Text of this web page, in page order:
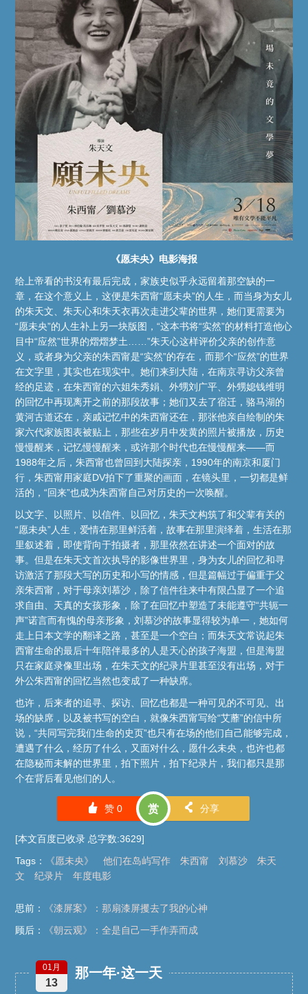
《愿未央》电影海报
给上帝看的书没有最后完成，家族史似乎永远留着那空缺的一
章，在这个意义上，这便是朱西甯“愿未央”的人生，而当身为女儿
的朱天文、朱天心和朱天衣再次走进父辈的世界，她们更需要为
“愿未央”的人生补上另一块版图，“这本书将“实然”的材料打造他心
目中“应然”世界的熠熠梦土……”朱天心这样评价父亲的创作意
义，或者身为父亲的朱西甯是“实然”的存在，而那个“应然”的世界
在文字里，其实也在现实中。她们来到大陆，在南京寻访父亲曾
经的足迹，在朱西甯的六姐朱秀娟、外甥刘广平、外甥媳钱维明
的回忆中再现离开之前的那段故事；她们又去了宿迁，骆马湖的
黄河古道还在，亲戚记忆中的朱西甯还在，那张他亲自绘制的朱
家六代家族图表被贴上，那些在岁月中发黄的照片被播放，历史
慢慢醒来，记忆慢慢醒来，或许那个时代也在慢慢醒来——而
1988年之后，朱西甯也曾回到大陆探亲，1990年的南京和厦门
行，朱西甯用家庭DV拍下了重聚的画面，在镜头里，一切都是鲜
活的，“回来”也成为朱西甯自己对历史的一次唤醒。
以文字、以照片、以信件、以回忆，朱天文构筑了和父辈有关的
“愿未央”人生，爱情在那里鲜活着，故事在那里演绎着，生活在那
里叙述着，即使背向于拍摄者，那里依然在讲述一个面对的故
事。但是在朱天文首次执导的影像世界里，身为女儿的回忆和寻
访激活了那段大写的历史和小写的情感，但是篇幅过于偏重于父
亲朱西甯，对于母亲刘慕沙，除了信件往来中有限凸显了一个追
求自由、天真的女孩形象，除了在回忆中塑造了未能遵守“共轭一
声”诺言而有愧的母亲形象，刘慕沙的故事显得较为单一，她如何
走上日本文学的翻译之路，甚至是一个空白；而朱天文常说起朱
西甯生命的最后十年陪伴最多的人是天心的孩子海盟，但是海盟
只在家庭录像里出场，在朱天文的纪录片里甚至没有出场，对于
外公朱西甯的回忆当然也变成了一种缺席。
也许，后来者的追寻、探访、回忆也都是一种可见的不可见、出
场的缺席，以及被书写的空白，就像朱西甯写给“艾蘼”的信中所
说，“共同写完我们生命的史页”也只有在场的他们自己能够完成，
遭遇了什么，经历了什么，又面对什么，愿什么未央，也许也都
在隐秘而未解的世界里，拍下照片，拍下纪录片，我们都只是那
个在背后看见他们的人。
󰄼 赞 0 赏 󰄯 分享
[本文百度已收录 总字数:3629]
Tags ： 《愿未央》 他们在岛屿写作 朱西甯 刘慕沙
朱天
文
纪录片 年度电影
思前：
《漆屏案》：那扇漆屏攫去了我的心神
顾后：
《朝云观》：全是自己一手作弄而成
那一年·这一天
01月
13